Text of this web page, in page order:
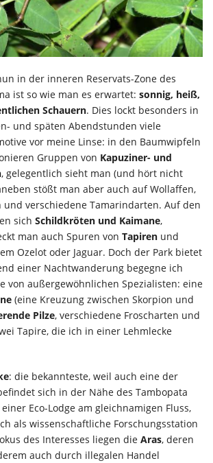
in der inneren Reservats-Zone des
ist so wie man es erwartet: sonnig, heiß,
Schauern. Dies lockt besonders in
und späten Abendstunden viele
vor meine Linse: in den Baumwipfeln
Gruppen von Kapuziner- und
, gelegentlich sieht man (und hört nicht
stößt man aber auch auf Wollaffen,
und verschiedene Tamarindarten. Auf den
sich Schildkröten und Kaimane,
man auch Spuren von Tapiren und
Ozelot oder Jaguar. Doch der Park bietet
einer Nachtwanderung begegne ich
von außergewöhnlichen Spezialisten: eine
(eine Kreuzung zwischen Skorpion und
Pilze, verschiedene Froscharten und
Tapire, die ich in einer Lehmlecke
: die bekannteste, weil auch eine der
sich in der Nähe des Tambopata
Eco-Lodge am gleichnamigen Fluss,
als wissenschaftliche Forschungsstation
des Interesses liegen die Aras, deren
auch durch illegalen Handel